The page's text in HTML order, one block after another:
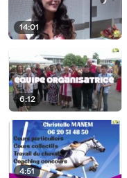
14:01
6:12
4:51